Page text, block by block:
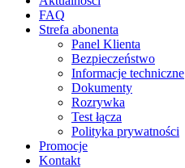
FAQ
Strefa abonenta
Panel Klienta
Bezpieczeństwo
Informacje techniczne
Dokumenty
Rozrywka
Test łącza
Polityka prywatności
Promocje
Kontakt